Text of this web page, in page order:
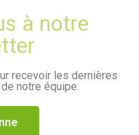
à notre
recevoir les dernières
notre équipe.